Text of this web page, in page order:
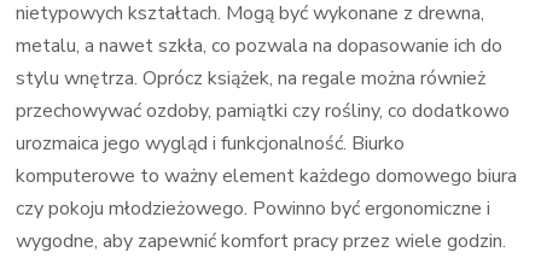
nietypowych kształtach. Mogą być wykonane z drewna,
metalu, a nawet szkła, co pozwala na dopasowanie ich do
stylu wnętrza. Oprócz książek, na regale można również
przechowywać ozdoby, pamiątki czy rośliny, co dodatkowo
urozmaica jego wygląd i funkcjonalność. Biurko
komputerowe to ważny element każdego domowego biura
czy pokoju młodzieżowego. Powinno być ergonomiczne i
wygodne, aby zapewnić komfort pracy przez wiele godzin.